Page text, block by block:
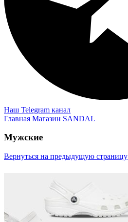
Наш Telegram канал
Главная Магазин SANDAL
Мужские
Вернуться на предыдущую страницу